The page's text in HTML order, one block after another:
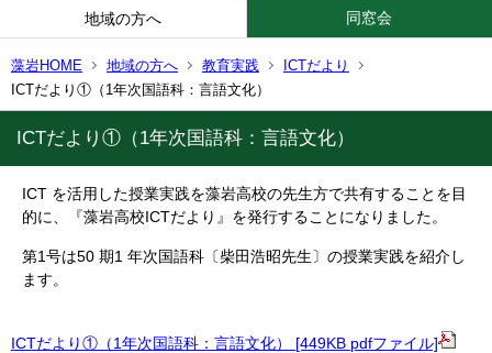
地域の方へ 同窓会
藻岩HOME 地域の方へ 教育実践
ICTだより
ICTだより①（1年次国語科：言語文化）
ICTだより①（1年次国語科：言語文化）
ICT を活用した授業実践を藻岩高校の先生方で共有することを目
的に、『藻岩高校ICTだより』を発行することになりました。
第1号は50 期1 年次国語科〔柴田浩昭先生〕の授業実践を紹介し
ます。
ICTだより①（1年次国語科：言語文化） [449KB pdfファイル]